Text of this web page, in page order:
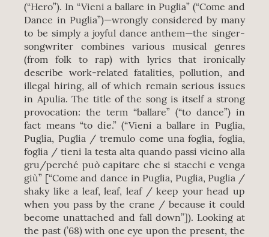
(“Hero”). In “Vieni a ballare in Puglia” (“Come and
Dance in Puglia”)—wrongly considered by many
to be simply a joyful dance anthem—the singer-
songwriter combines various musical genres
(from folk to rap) with lyrics that ironically
describe work-related fatalities, pollution, and
illegal hiring, all of which remain serious issues
in Apulia. The title of the song is itself a strong
provocation: the term “ballare” (“to dance”) in
fact means “to die.” (“Vieni a ballare in Puglia,
Puglia, Puglia / tremulo come una foglia, foglia,
foglia / tieni la testa alta quando passi vicino alla
gru/perché può capitare che si stacchi e venga
giù” [“Come and dance in Puglia, Puglia, Puglia /
shaky like a leaf, leaf, leaf / keep your head up
when you pass by the crane / because it could
become unattached and fall down”]). Looking at
the past (’68) with one eye upon the present, the